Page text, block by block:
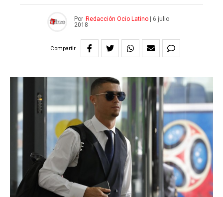
Por Redacción Ocio Latino
6 julio
2018
Compartir